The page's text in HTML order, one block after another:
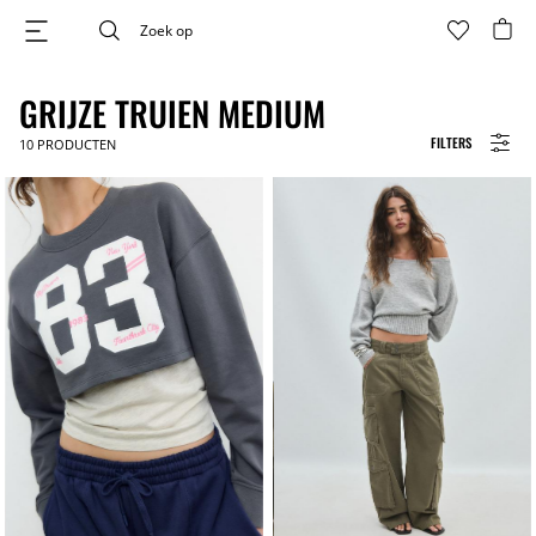
FILTERS
GRIJZE TRUIEN MEDIUM
10 PRODUCTEN